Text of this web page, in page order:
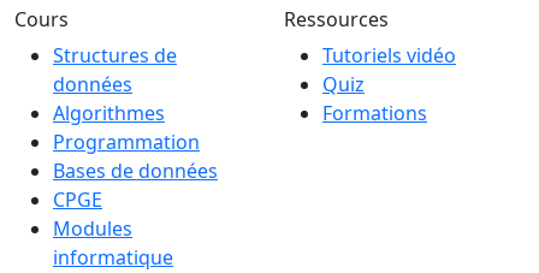
Cours
Structures de
données
Algorithmes
Programmation
Bases de données
CPGE
Modules
informatique
Ressources
Tutoriels vidéo
Quiz
Formations